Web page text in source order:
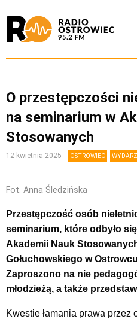
O przestępczości
na seminarium w
Stosowanych
12 kwietnia 2025 OSTROWIEC
Fot. Anna Śledzińska
Przestępczość osób
seminarium, które odbyło
Akademii Nauk
Gołuchowskiego w
Zaproszono na nie
młodzieżą, a także
Kwestie łamania prawa